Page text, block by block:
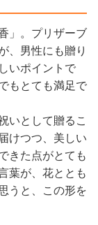
」。プリザーブ
、男性にも贈り
いポイントで
もとても満足で
いとして贈るこ
けつつ、美しい
きた点がとても
葉が、花ととも
うと、この形を